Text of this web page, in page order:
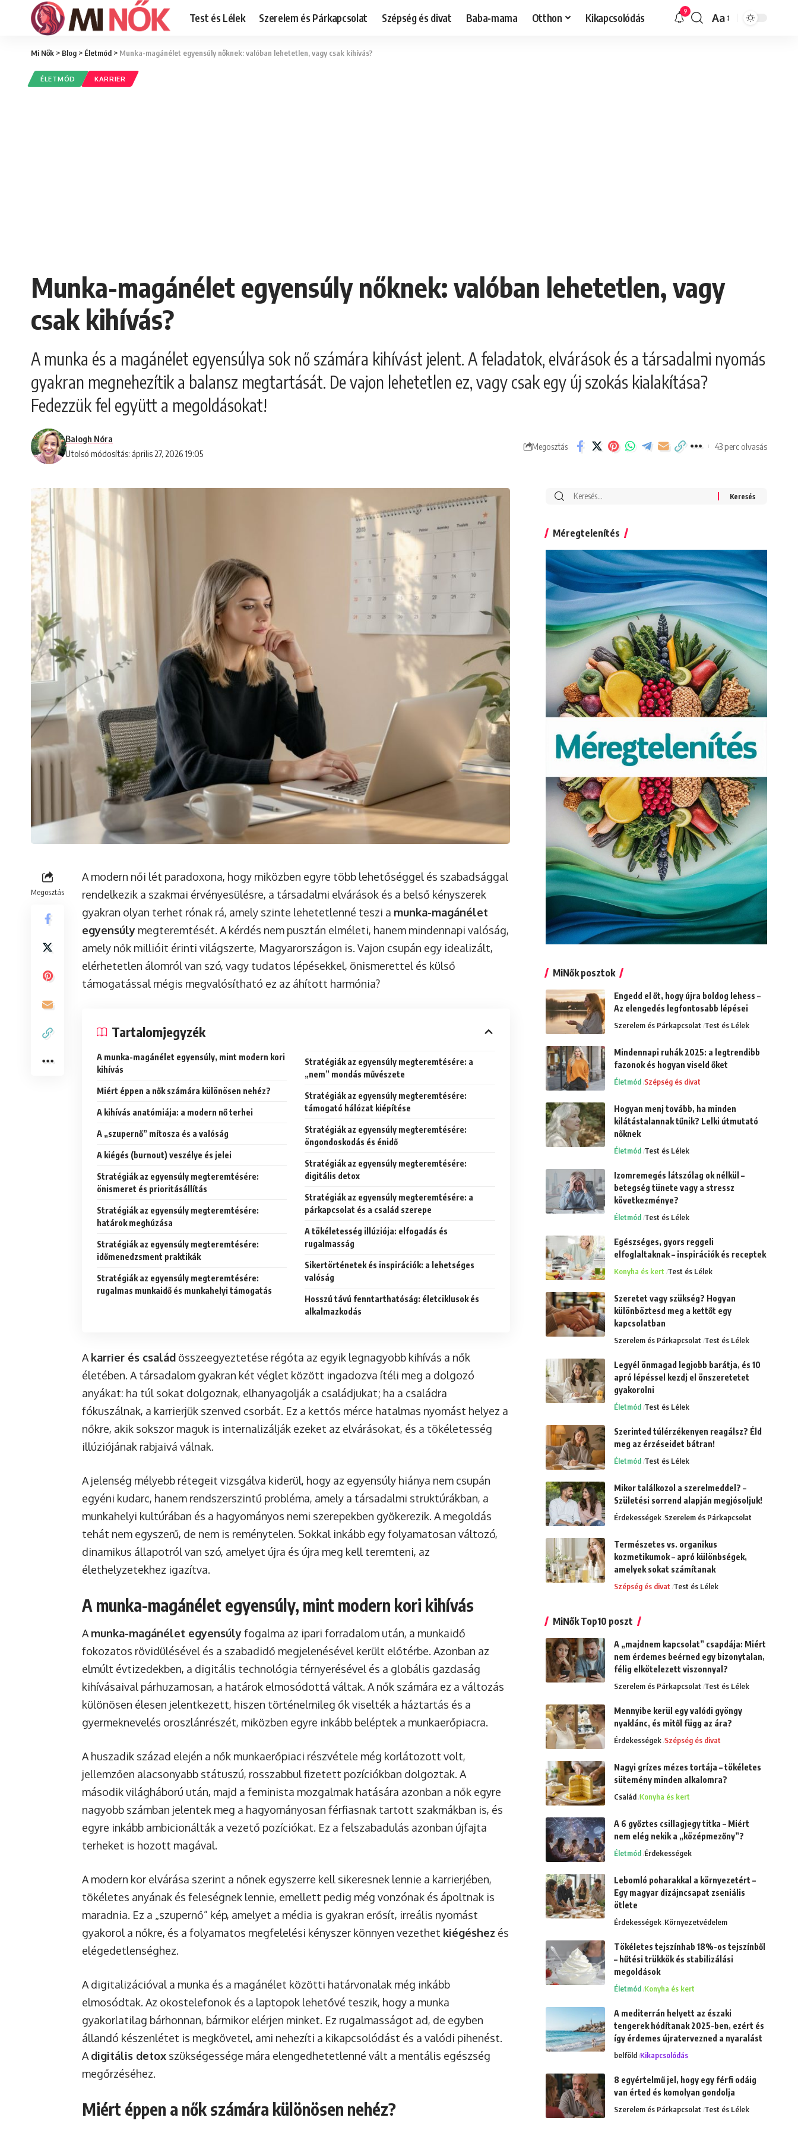
Test és Lélek Szerelem és Párkapcsolat Szépség és divat Baba-mama Otthon Kikapcsolódás 9
Font
Aa
Mi Nők > Blog > Életmód > Munka-magánélet egyensúly nőknek: valóban lehetetlen, vagy csak kihívás?
ÉLETMÓD KARRIER
Munka-magánélet egyensúly nőknek: valóban lehetetlen, vagy
csak kihívás?
A munka és a magánélet egyensúlya sok nő számára kihívást jelent. A feladatok, elvárások és a társadalmi nyomás
gyakran megnehezítik a balansz megtartását. De vajon lehetetlen ez, vagy csak egy új szokás kialakítása?
Fedezzük fel együtt a megoldásokat!
Utolsó módosítás: április 27, 2026 19:05
Balogh Nóra
Megosztás 43 perc olvasás
Megosztás
A modern női lét paradoxona, hogy miközben egyre több lehetőséggel és szabadsággal
rendelkezik a szakmai érvényesülésre, a társadalmi elvárások és a belső kényszerek
gyakran olyan terhet rónak rá, amely szinte lehetetlenné teszi a munka-magánélet
egyensúly megteremtését. A kérdés nem pusztán elméleti, hanem mindennapi valóság,
amely nők millióit érinti világszerte, Magyarországon is. Vajon csupán egy idealizált,
elérhetetlen álomról van szó, vagy tudatos lépésekkel, önismerettel és külső
támogatással mégis megvalósítható ez az áhított harmónia?
Tartalomjegyzék
A munka-magánélet egyensúly, mint modern kori
kihívás
Miért éppen a nők számára különösen nehéz?
A kihívás anatómiája: a modern nő terhei
A „szupernő” mítosza és a valóság
A kiégés (burnout) veszélye és jelei
Stratégiák az egyensúly megteremtésére:
önismeret és prioritásállítás
Stratégiák az egyensúly megteremtésére:
határok meghúzása
Stratégiák az egyensúly megteremtésére:
időmenedzsment praktikák
Stratégiák az egyensúly megteremtésére:
rugalmas munkaidő és munkahelyi támogatás
Stratégiák az egyensúly megteremtésére: a
„nem” mondás művészete
Stratégiák az egyensúly megteremtésére:
támogató hálózat kiépítése
Stratégiák az egyensúly megteremtésére:
öngondoskodás és énidő
Stratégiák az egyensúly megteremtésére:
digitális detox
Stratégiák az egyensúly megteremtésére: a
párkapcsolat és a család szerepe
A tökéletesség illúziója: elfogadás és
rugalmasság
Sikertörténetek és inspirációk: a lehetséges
valóság
Hosszú távú fenntarthatóság: életciklusok és
alkalmazkodás
A karrier és család összeegyeztetése régóta az egyik legnagyobb kihívás a nők
életében. A társadalom gyakran két véglet között ingadozva ítéli meg a dolgozó
anyákat: ha túl sokat dolgoznak, elhanyagolják a családjukat; ha a családra
fókuszálnak, a karrierjük szenved csorbát. Ez a kettős mérce hatalmas nyomást helyez a
nőkre, akik sokszor maguk is internalizálják ezeket az elvárásokat, és a tökéletesség
illúziójának rabjaivá válnak.
A jelenség mélyebb rétegeit vizsgálva kiderül, hogy az egyensúly hiánya nem csupán
egyéni kudarc, hanem rendszerszintű probléma, amely a társadalmi struktúrákban, a
munkahelyi kultúrában és a hagyományos nemi szerepekben gyökerezik. A megoldás
tehát nem egyszerű, de nem is reménytelen. Sokkal inkább egy folyamatosan változó,
dinamikus állapotról van szó, amelyet újra és újra meg kell teremteni, az
élethelyzetekhez igazítva.
A munka-magánélet egyensúly, mint modern kori kihívás
A munka-magánélet egyensúlyfogalma az ipari forradalom után, a munkaidő
fokozatos rövidülésével és a szabadidő megjelenésével került előtérbe. Azonban az
elmúlt évtizedekben, a digitális technológia térnyerésével és a globális gazdaság
kihívásaival párhuzamosan, a határok elmosódottá váltak. A nők számára ez a változás
különösen élesen jelentkezett, hiszen történelmileg ők viselték a háztartás és a
gyermeknevelés oroszlánrészét, miközben egyre inkább beléptek a munkaerőpiacra.
A huszadik század elején a nők munkaerőpiaci részvétele még korlátozott volt,
jellemzően alacsonyabb státuszú, rosszabbul fizetett pozíciókban dolgoztak. A
második világháború után, majd a feminista mozgalmak hatására azonban a nők egyre
nagyobb számban jelentek meg a hagyományosan férfiasnak tartott szakmákban is, és
egyre inkább ambicionálták a vezető pozíciókat. Ez a felszabadulás azonban újfajta
terheket is hozott magával.
A modern kor elvárása szerint a nőnek egyszerre kell sikeresnek lennie a karrierjében,
tökéletes anyának és feleségnek lennie, emellett pedig még vonzónak és ápoltnak is
maradnia. Ez a „szupernő” kép, amelyet a média is gyakran erősít, irreális nyomást
gyakorol a nőkre, és a folyamatos megfelelési kényszer könnyen vezethet kiégéshez és
elégedetlenséghez.
A digitalizációval a munka és a magánélet közötti határvonalak még inkább
elmosódtak. Az okostelefonok és a laptopok lehetővé teszik, hogy a munka
gyakorlatilag bárhonnan, bármikor elérjen minket. Ez rugalmasságot ad, de egyben
állandó készenlétet is megkövetel, ami nehezíti a kikapcsolódást és a valódi pihenést.
A digitális detox szükségessége mára elengedhetetlenné vált a mentális egészség
megőrzéséhez.
Miért éppen a nők számára különösen nehéz?
Search
Méregtelenítés
MiNők posztok
Engedd el őt, hogy újra boldog lehess –
Az elengedés legfontosabb lépései
Szerelem és Párkapcsolat Test és Lélek
Mindennapi ruhák 2025: a legtrendibb
fazonok és hogyan viseld őket
Életmód Szépség és divat
Hogyan menj tovább, ha minden
kilátástalannak tűnik? Lelki útmutató
nőknek
Életmód Test és Lélek
Izomremegés látszólag ok nélkül –
betegség tünete vagy a stressz
következménye?
Életmód Test és Lélek
Egészséges, gyors reggeli
elfoglaltaknak – inspirációk és receptek
Konyha és kert Test és Lélek
Szeretet vagy szükség? Hogyan
különböztesd meg a kettőt egy
kapcsolatban
Szerelem és Párkapcsolat Test és Lélek
Legyél önmagad legjobb barátja, és 10
apró lépéssel kezdj el önszeretetet
gyakorolni
Életmód Test és Lélek
Szerinted túlérzékenyen reagálsz? Éld
meg az érzéseidet bátran!
Életmód Test és Lélek
Mikor találkozol a szerelmeddel? –
Születési sorrend alapján megjósoljuk!
Érdekességek Szerelem és Párkapcsolat
Természetes vs. organikus
kozmetikumok – apró különbségek,
amelyek sokat számítanak
Szépség és divat Test és Lélek
MiNők Top10 poszt
A „majdnem kapcsolat” csapdája: Miért
nem érdemes beérned egy bizonytalan,
félig elkötelezett viszonnyal?
Szerelem és Párkapcsolat Test és Lélek
Mennyibe kerül egy valódi gyöngy
nyaklánc, és mitől függ az ára?
Érdekességek Szépség és divat
Nagyi grízes mézes tortája – tökéletes
sütemény minden alkalomra?
Család Konyha és kert
A 6 győztes csillagjegy titka – Miért
nem elég nekik a „középmezőny”?
Életmód Érdekességek
Lebomló poharakkal a környezetért –
Egy magyar dizájncsapat zseniális
ötlete
Érdekességek Környezetvédelem
Tökéletes tejszínhab 18%-os tejszínből
– hűtési trükkök és stabilizálási
megoldások
Életmód Konyha és kert
A mediterrán helyett az északi
tengerek hódítanak 2025-ben, ezért és
így érdemes újratervezned a nyaralást
belföld Kikapcsolódás
8 egyértelmű jel, hogy egy férfi odáig
van érted és komolyan gondolja
Szerelem és Párkapcsolat Test és Lélek